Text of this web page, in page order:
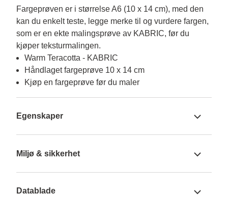
Fargeprøven er i størrelse A6 (10 x 14 cm), med den
kan du enkelt teste, legge merke til og vurdere fargen,
som er en ekte malingsprøve av KABRIC, før du
kjøper teksturmalingen.
Warm Teracotta - KABRIC
Håndlaget fargeprøve 10 x 14 cm
Kjøp en fargeprøve før du maler
Egenskaper
Miljø & sikkerhet
Datablade